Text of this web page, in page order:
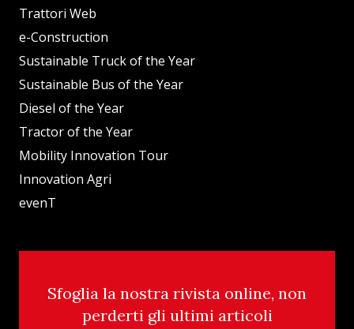
Trattori Web
e-Construction
Sustainable Truck of the Year
Sustainable Bus of the Year
Diesel of the Year
Tractor of the Year
Mobility Innovation Tour
Innovation Agri
evenT
Sfoglia la nostra rivista online, non
perderti gli ultimi articoli